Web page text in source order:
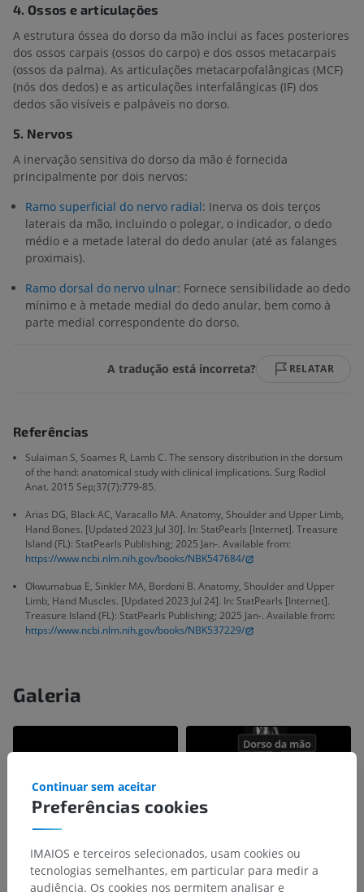
4. Ossos e articulações
A estrutura óssea do dorso da mão inclui as faces posteriores
dos ossos carpais (ossos do carpo) e dos ossos metacarpais
(ossos da palma). As articulações metacarpofalângicas (MCF)
(nós dos dedos) e as articulações interfalângicas (IF) dos
dedos são visíveis e palpáveis no dorso.
5. Nervos
A inervação sensitiva do dorso da mão é fornecida
principalmente por dois nervos:
Ramo superficial do nervo radial: Inerva os dois terços
laterais da mão, incluindo o polegar, o indicador, o dedo
médio e a metade lateral do dedo anular (até as falanges
proximais).
Ramo dorsal do nervo ulnar: Fornece sensibilidade ao dedo
mínimo e à metade medial do dedo anular, bem como à
parte medial correspondente do dorso.
A tradução está incorreta? RELATAR
Referências
Sulaiman S, Soames R, Lamb C. The sensory distribution in the dorsum
of the hand: anatomical study with clinical implications. Surg Radiol
Anat. 2015 Sep;37(7):779-85.
Arias DG, Black AC, Varacallo MA. Anatomy, Shoulder and Upper Limb,
Hand Bones. [Updated 2023 Jul 30]. In: StatPearls [Internet]. Treasure
Island (FL): StatPearls Publishing; 2025 Jan-. Available from:
https://www.ncbi.nlm.nih.gov/books/NBK547684/
Okwumabua E, Sinkler MA, Bordoni B. Anatomy, Shoulder and Upper
Limb, Hand Muscles. [Updated 2023 Jul 24]. In: StatPearls [Internet].
Treasure Island (FL): StatPearls Publishing; 2025 Jan-. Available from:
https://www.ncbi.nlm.nih.gov/books/NBK537229/
Galeria
Preferências cookies
Continuar sem aceitar
IMAIOS e terceiros selecionados, usam cookies ou
tecnologias semelhantes, em particular para medir a
audiência. Os cookies nos permitem analisar e